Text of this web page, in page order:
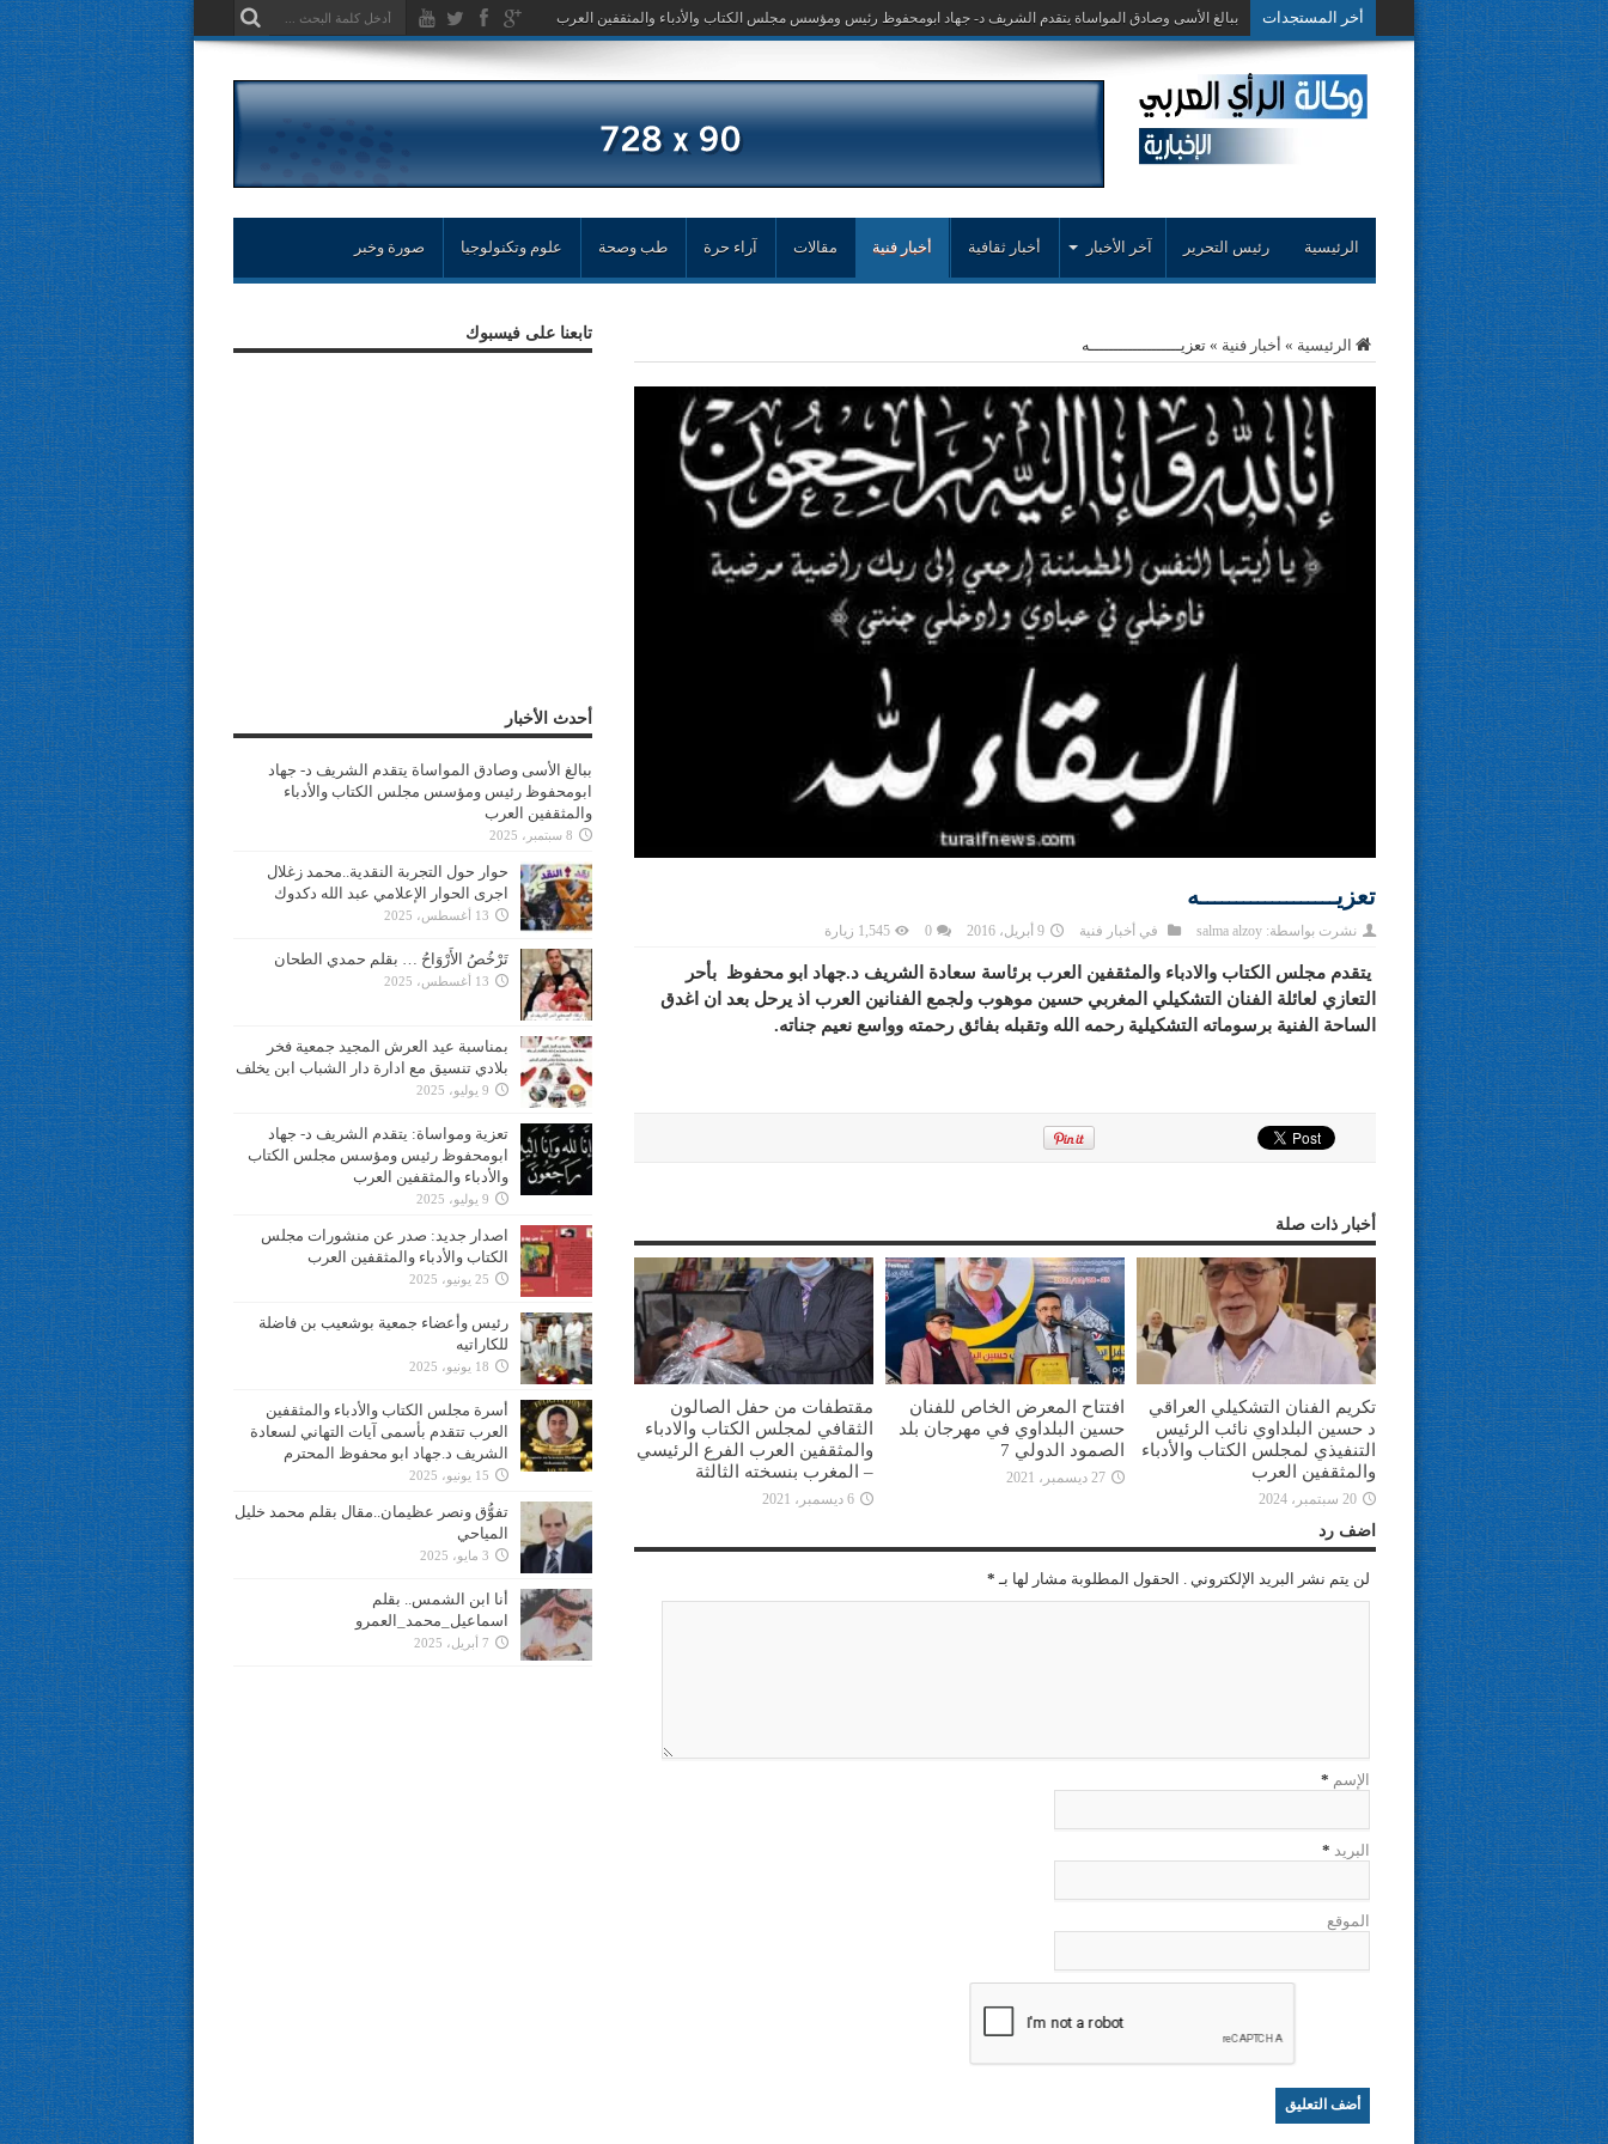
أخر المستجدات حوار حول التجربة ا
الرئيسية رئيس التحرير آخر الأخبار أخبار ثقافية أخبار فنية مقالات آراء حرة طب وصحة علوم وتكنولوجيا صورة وخبر
الرئيسية » أخبار فنية »تعزيـــــــــــــــــــه
تعزيـــــــــــــــــــه
نشرت بواسطة:salma alzoy في أخبار فنية 9 أبريل، 2016 0 1,545 زيارة
يتقدم مجلس الكتاب والادباء والمثقفين العرب برئاسة سعادة الشريف د.جهاد ابو محفوظ بأحر
التعازي لعائلة الفنان التشكيلي المغربي حسين موهوب ولجمع الفنانين العرب اذ يرحل بعد ان اغدق
الساحة الفنية برسوماته التشكيلية رحمه الله وتقبله بفائق رحمته وواسع نعيم جناته.
أخبار ذات صلة
تكريم الفنان التشكيلي العراقي
د حسين البلداوي نائب الرئيس
التنفيذي لمجلس الكتاب والأدباء
والمثقفين العرب
20 سبتمبر، 2024
افتتاح المعرض الخاص للفنان
حسين البلداوي في مهرجان بلد
الصمود الدولي 7
27 ديسمبر، 2021
مقتطفات من حفل الصالون
الثقافي لمجلس الكتاب والادباء
والمثقفين العرب الفرع الرئيسي
– المغرب بنسخته الثالثة
6 ديسمبر، 2021
اضف رد
لن يتم نشر البريد الإلكتروني . الحقول المطلوبة مشار لها بـ *
الإسم *
البريد *
الموقع
تابعنا على فيسبوك
أحدث الأخبار
ببالغ الأسى وصادق المواساة يتقدم الشريف د- جهاد
ابومحفوظ رئيس ومؤسس مجلس الكتاب والأدباء
والمثقفين العرب
8 سبتمبر، 2025
حوار حول التجربة النقدية..محمد زغلال
اجرى الحوار الإعلامي عبد الله دكدوك
13 أغسطس، 2025
تَرْخُصُ الأَرْوَاحُ … بقلم حمدي الطحان
13 أغسطس، 2025
بمناسبة عيد العرش المجيد جمعية فخر
بلادي تنسيق مع ادارة دار الشباب ابن يخلف
9 يوليو، 2025
تعزية ومواساة: يتقدم الشريف د- جهاد
ابومحفوظ رئيس ومؤسس مجلس الكتاب
والأدباء والمثقفين العرب
9 يوليو، 2025
اصدار جديد: صدر عن منشورات مجلس
الكتاب والأدباء والمثقفين العرب
25 يونيو، 2025
رئيس وأعضاء جمعية بوشعيب بن فاضلة
للكاراتيه
18 يونيو، 2025
أسرة مجلس الكتاب والأدباء والمثقفين
العرب تتقدم بأسمى آيات التهاني لسعادة
الشريف د.جهاد ابو محفوظ المحترم
15 يونيو، 2025
تفوُّق ونصر عظيمان..مقال بقلم محمد خليل
المياحي
3 مايو، 2025
أنا ابن الشمس.. بقلم
اسماعيل_محمد_العمرو
7 أبريل، 2025